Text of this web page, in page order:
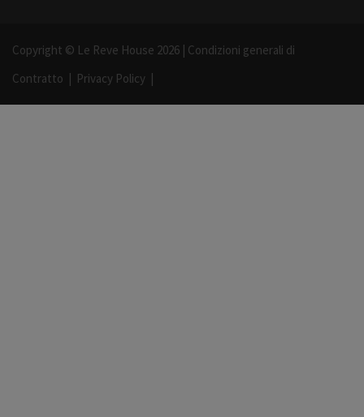
Copyright © Le Reve House 2026 | Condizioni generali di
Contratto | Privacy Policy |